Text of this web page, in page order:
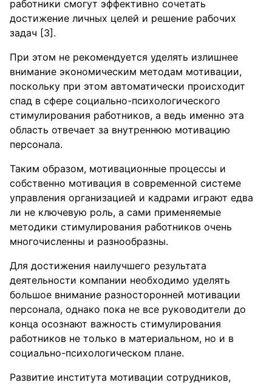
работники смогут эффективно сочетать
достижение личных целей и решение рабочих
задач [3].
При этом не рекомендуется уделять излишнее
внимание экономическим методам мотивации,
поскольку при этом автоматически происходит
спад в сфере социально-психологического
стимулирования работников, а ведь именно эта
область отвечает за внутреннюю мотивацию
персонала.
Таким образом, мотивационные процессы и
собственно мотивация в современной системе
управления организацией и кадрами играют едва
ли не ключевую роль, а сами применяемые
методики стимулирования работников очень
многочисленны и разнообразны.
Для достижения наилучшего результата
деятельности компании необходимо уделять
большое внимание разносторонней мотивации
персонала, однако пока не все руководители до
конца осознают важность стимулирования
работников не только в материальном, но и в
социально-психологическом плане.
Развитие института мотивации сотрудников,